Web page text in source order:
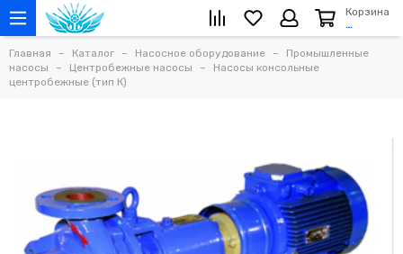
Корзина
…
Главная Каталог Насосное оборудование
Промышленные
насосы
Центробежные насосы
Насосы консольные
центробежные (тип К)